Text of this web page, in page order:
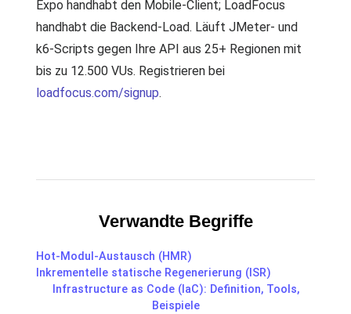
Expo handhabt den Mobile-Client; LoadFocus
handhabt die Backend-Load. Läuft JMeter- und
k6-Scripts gegen Ihre API aus 25+ Regionen mit
bis zu 12.500 VUs. Registrieren bei
loadfocus.com/signup.
Verwandte Begriffe
Hot-Modul-Austausch (HMR)
Inkrementelle statische Regenerierung (ISR)
Infrastructure as Code (IaC): Definition, Tools,
Beispiele